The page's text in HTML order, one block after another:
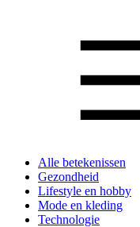
Alle betekenissen
Gezondheid
Lifestyle en hobby
Mode en kleding
Technologie